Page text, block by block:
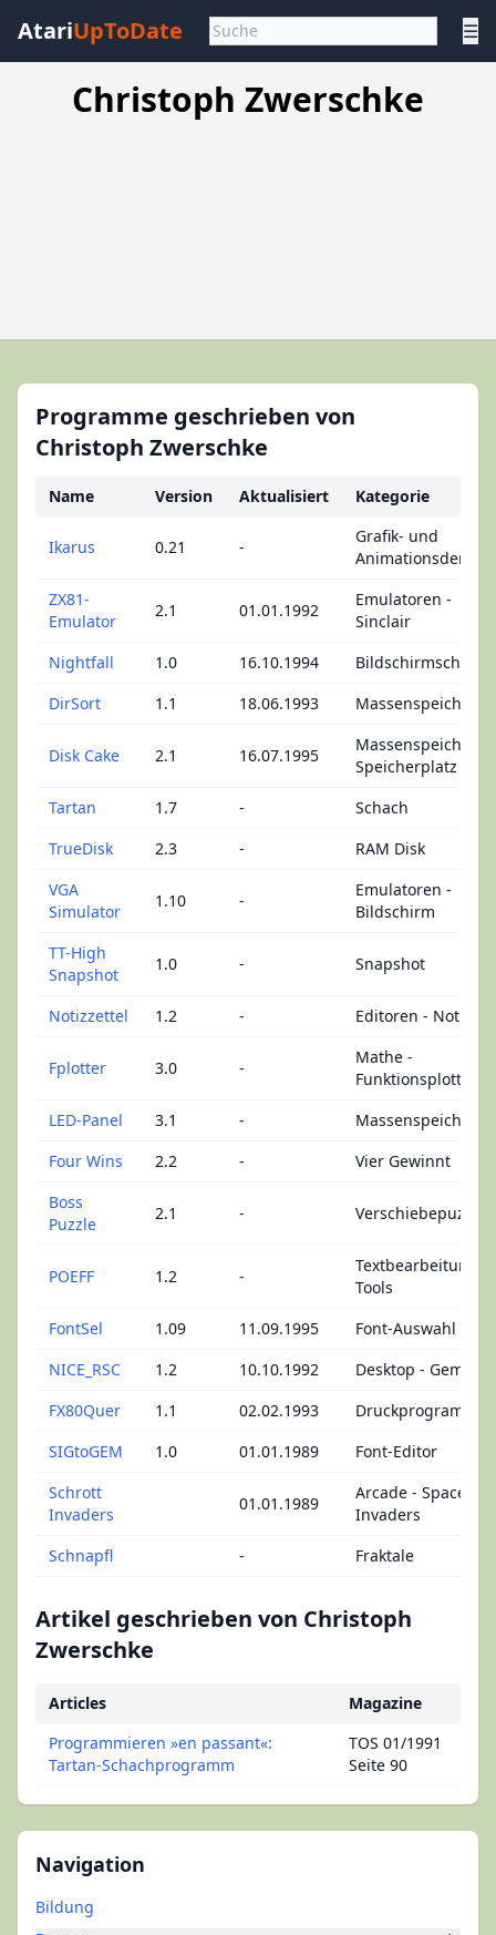
AtariUpToDate ☰
Christoph Zwerschke
Navigation
Bildung
Programme geschrieben von
Christoph Zwerschke
Name Version Aktualisiert Kategorie
Ikarus 0.21 -
Grafik- und
Animationsdemos
ZX81-
Emulator
2.1 01.01.1992
Emulatoren -
Sinclair
Nightfall
1.0 16.10.1994
Bildschirmschoner
DirSort
1.1 18.06.1993 Massenspeicher
Disk Cake 2.1 16.07.1995
Massenspeicher -
Speicherplatz
Tartan
1.7 -
Schach
TrueDisk
2.3 -
RAM Disk
VGA
Simulator
1.10 -
Emulatoren -
Bildschirm
TT-High
Snapshot
1.0 - Snapshot
Notizzettel 1.2 - Editoren - Notizen
Fplotter 3.0 -
Mathe -
Funktionsplotter
LED-Panel
3.1 -
Massenspeicher
Four Wins
2.2 -
Vier Gewinnt
Boss
Puzzle
2.1 - Verschiebepuzzle
POEFF 1.2 -
Textbearbeitung -
Tools
FontSel
1.09 11.09.1995
Font-Auswahl
NICE_RSC
1.2 10.10.1992
Desktop - Gemini
FX80Quer
1.1 02.02.1993
Druckprogramm
SIGtoGEM
1.0 01.01.1989
Font-Editor
Schrott
Invaders
01.01.1989
Arcade - Space
Invaders
Schnapfl
- Fraktale
Artikel geschrieben von Christoph
Zwerschke
Articles
Magazine
Programmieren »en passant«:
Tartan-Schachprogramm
TOS 01/1991
Seite 90